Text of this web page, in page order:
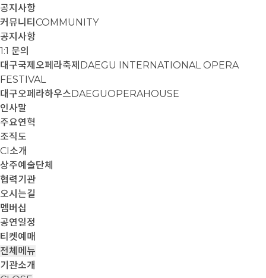
공지사항
커뮤니티 COMMUNITY
공지사항
1:1 문의
대구국제오페라축제 DAEGU INTERNATIONAL OPERA
FESTIVAL
대구오페라하우스DAEGUOPERAHOUSE
인사말
주요연혁
조직도
CI소개
상주예술단체
협력기관
오시는길
멤버십
공연일정
티켓예매
전체메뉴
기관소개